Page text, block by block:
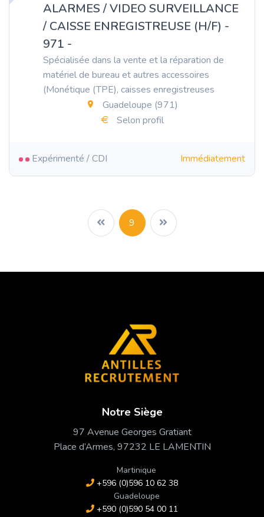
ALARMES / VIDEO SURVEILLANCE
/ CAISSE ENREGISTREUSE (H/F) -
971 -
Spécialisée dans la vente et la réparation de
matériel de bureau et autres accessoires
(Monétique (TPE), caisses enregistreuses
Guadeloupe (971)
Selon profil
Expérimenté / CDI Immédiatement
9
Notre Siège
97 Avenue Georges Gratiant
Place d’Armes, 97232 LE LAMENTIN
Martinique
+596 (0)596 10 62 38
Guadeloupe
+590 (0)590 54 00 11